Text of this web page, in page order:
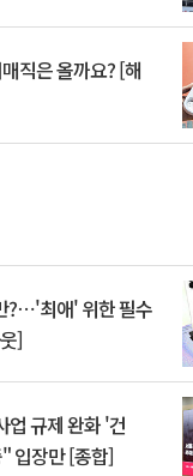
직은 올까요? [해
?⋯'최애' 위한 필수
]
업 규제 완화 '건
입장만 [종합]